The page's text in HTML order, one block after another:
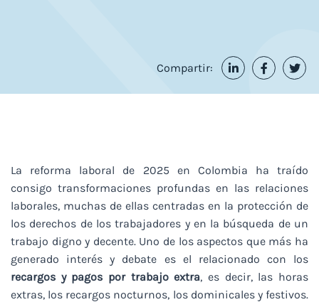
Compartir:
La reforma laboral de 2025 en Colombia ha traído
consigo transformaciones profundas en las relaciones
laborales, muchas de ellas centradas en la protección de
los derechos de los trabajadores y en la búsqueda de un
trabajo digno y decente. Uno de los aspectos que más ha
generado interés y debate es el relacionado con los
recargos y pagos por trabajo extra, es decir, las horas
extras, los recargos nocturnos, los dominicales y festivos.